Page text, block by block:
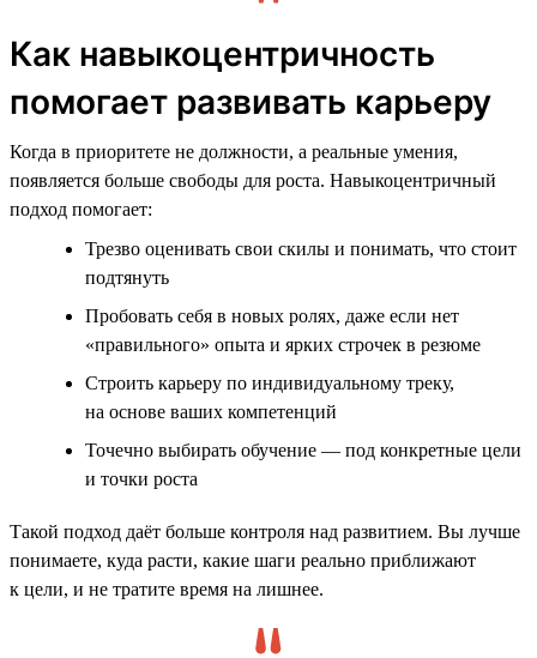
Как навыкоцентричность
помогает развивать карьеру
Когда в приоритете не должности, а реальные умения,
появляется больше свободы для роста. Навыкоцентричный
подход помогает:
Трезво оценивать свои скилы и понимать, что стоит
подтянуть
Пробовать себя в новых ролях, даже если нет
«правильного» опыта и ярких строчек в резюме
Строить карьеру по индивидуальному треку,
на основе ваших компетенций
Точечно выбирать обучение — под конкретные цели
и точки роста
Такой подход даёт больше контроля над развитием. Вы лучше
понимаете, куда расти, какие шаги реально приближают
к цели, и не тратите время на лишнее.